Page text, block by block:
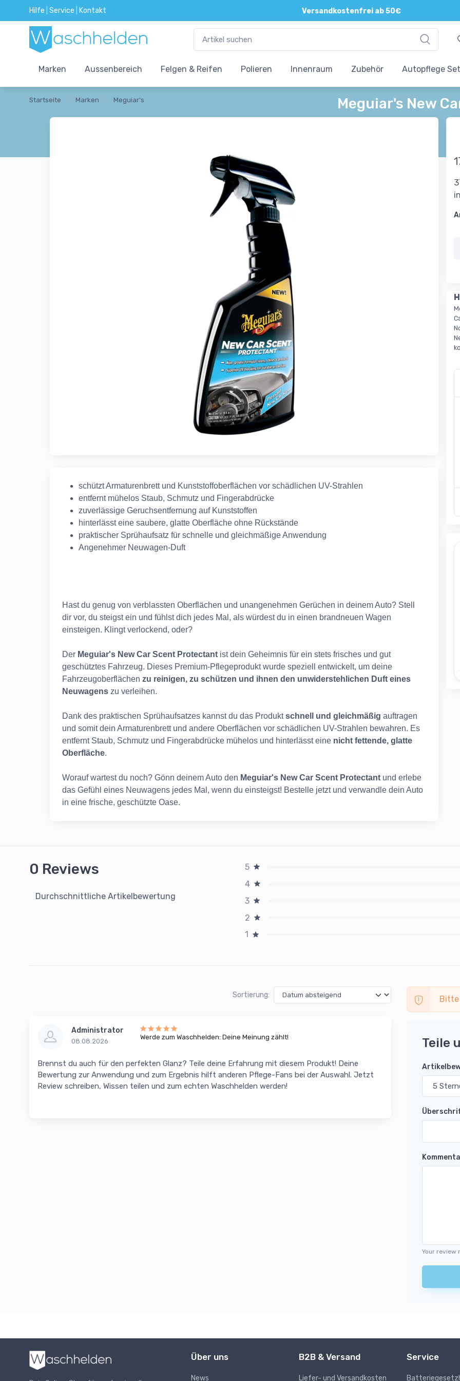
Hilfe Service Kontakt Versandkostenfrei ab 50€
Marken Aussenbereich Felgen & Reifen Polieren Innenraum Zubehör Autopflege
Startseite Marken Meguiar's Meguiar's New
schützt Armaturenbrett und Kunststoffoberflächen vor schädlichen UV-Strahlen
entfernt mühelos Staub, Schmutz und Fingerabdrücke
zuverlässige Geruchsentfernung auf Kunststoffen
hinterlässt eine saubere, glatte Oberfläche ohne Rückstände
praktischer Sprühaufsatz für schnelle und gleichmäßige Anwendung
Angenehmer Neuwagen-Duft
Hast du genug von verblassten Oberflächen und unangenehmen Gerüchen in deinem Auto? Stell
dir vor, du steigst ein und fühlst dich jedes Mal, als würdest du in einen brandneuen Wagen
einsteigen. Klingt verlockend, oder?
Der Meguiar's New Car Scent Protectant ist dein Geheimnis für ein stets frisches und gut
geschütztes Fahrzeug. Dieses Premium-Pflegeprodukt wurde speziell entwickelt, um deine
Fahrzeugoberflächen zu reinigen, zu schützen und ihnen den unwiderstehlichen Duft eines
Neuwagens zu verleihen.
Dank des praktischen Sprühaufsatzes kannst du das Produktschnell und gleichmäßig auftragen
und somit dein Armaturenbrett und andere Oberflächen vor schädlichen UV-Strahlen bewahren. Es
entfernt Staub, Schmutz und Fingerabdrücke mühelos und hinterlässt eine nicht fettende, glatte
Oberfläche.
Worauf wartest du noch? Gönn deinem Auto den Meguiar's New Car Scent Protectant und erlebe
das Gefühl eines Neuwagens jedes Mal, wenn du einsteigst! Bestelle jetzt und verwandle dein Auto
in eine frische, geschützte Oase.
0 Reviews
Durchschnittliche Artikelbewertung
5
4
3
2
1
Sortierung:
Administrator
08.08.2026
Werde zum Waschhelden: Deine Meinung zählt!
Brennst du auch für den perfekten Glanz? Teile deine Erfahrung mit diesem Produkt! Deine
Bewertung zur Anwendung und zum Ergebnis hilft anderen Pflege-Fans bei der Auswahl. Jetzt
Review schreiben, Wissen teilen und zum echten Waschhelden werden!
Bitte
Teile
Your review
Über uns
News
B2B & Versand
Liefer- und Versandkosten
Service